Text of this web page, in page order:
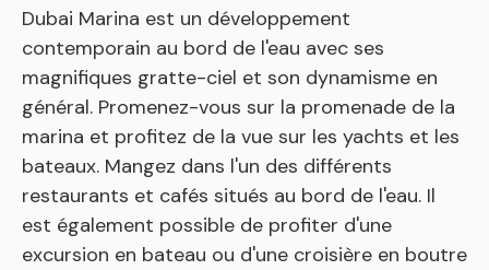
Dubai Marina est un développement
contemporain au bord de l'eau avec ses
magnifiques gratte-ciel et son dynamisme en
général. Promenez-vous sur la promenade de la
marina et profitez de la vue sur les yachts et les
bateaux. Mangez dans l'un des différents
restaurants et cafés situés au bord de l'eau. Il
est également possible de profiter d'une
excursion en bateau ou d'une croisière en boutre